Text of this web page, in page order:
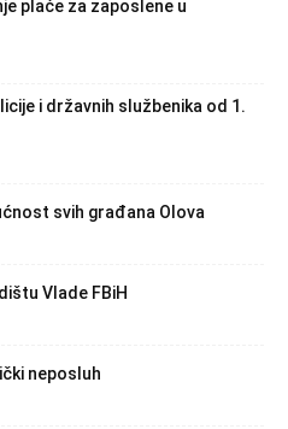
plaće za zaposlene u
i državnih službenika od 1.
svih građana Olova
Vlade FBiH
neposluh